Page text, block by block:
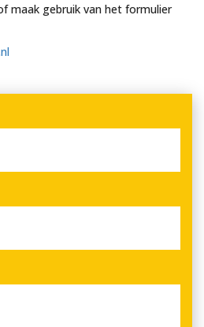
maak gebruik van het formulier